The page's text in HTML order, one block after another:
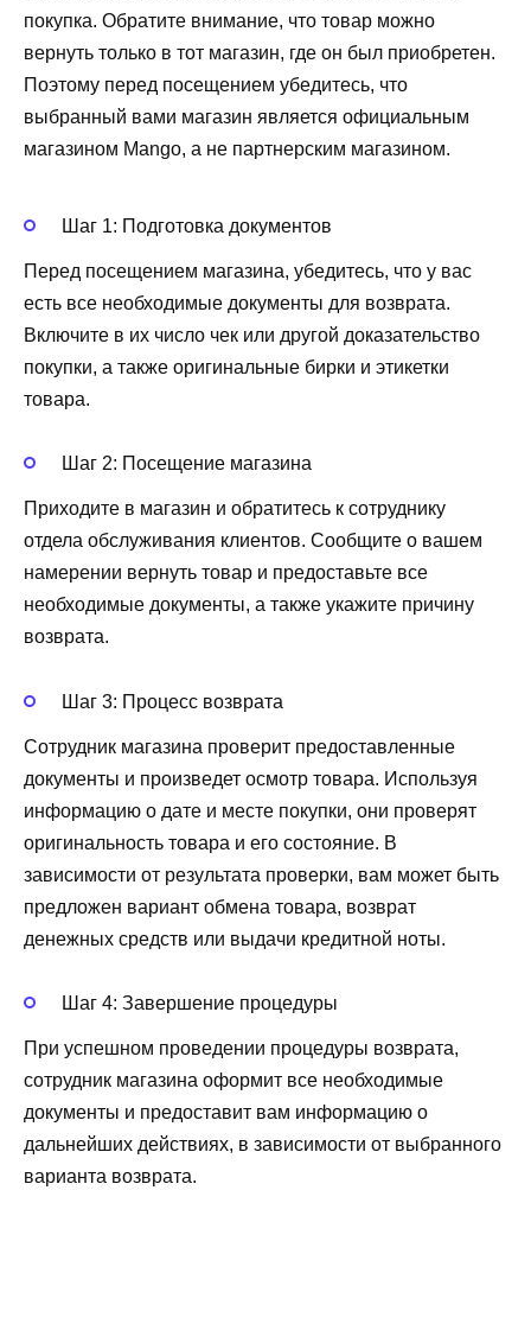
покупка. Обратите внимание, что товар можно
вернуть только в тот магазин, где он был приобретен.
Поэтому перед посещением убедитесь, что
выбранный вами магазин является официальным
магазином Mango, а не партнерским магазином.
Шаг 1: Подготовка документов
Перед посещением магазина, убедитесь, что у вас
есть все необходимые документы для возврата.
Включите в их число чек или другой доказательство
покупки, а также оригинальные бирки и этикетки
товара.
Шаг 2: Посещение магазина
Приходите в магазин и обратитесь к сотруднику
отдела обслуживания клиентов. Сообщите о вашем
намерении вернуть товар и предоставьте все
необходимые документы, а также укажите причину
возврата.
Шаг 3: Процесс возврата
Сотрудник магазина проверит предоставленные
документы и произведет осмотр товара. Используя
информацию о дате и месте покупки, они проверят
оригинальность товара и его состояние. В
зависимости от результата проверки, вам может быть
предложен вариант обмена товара, возврат
денежных средств или выдачи кредитной ноты.
Шаг 4: Завершение процедуры
При успешном проведении процедуры возврата,
сотрудник магазина оформит все необходимые
документы и предоставит вам информацию о
дальнейших действиях, в зависимости от выбранного
варианта возврата.